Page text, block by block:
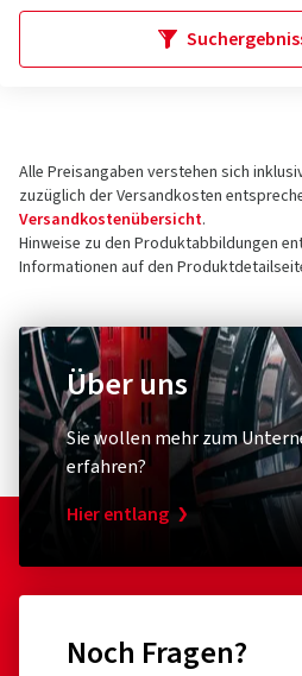
Alle Preisangaben verstehen sich
zuzüglich der Versandkosten
Versandkostenübersicht.
Hinweise zu den Produktabbildungen
Informationen auf den
Über uns
Sie wollen mehr zum
erfahren?
Hier entlang
Noch Fragen?